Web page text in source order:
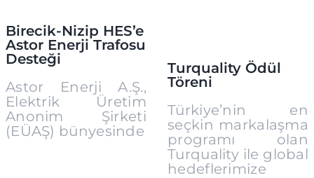
Birecik-Nizip HES’e
Astor Enerji Trafosu
Desteği
Astor Enerji A.Ş.,
Elektrik Üretim
Anonim Şirketi
(EÜAŞ) bünyesinde
Turquality Ödül
Töreni
Türkiye’nin en
seçkin markalaşma
programı olan
Turquality ile global
hedeflerimize